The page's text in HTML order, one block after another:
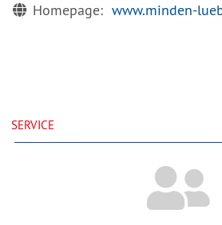
Homepage: www.minden-
SERVICE